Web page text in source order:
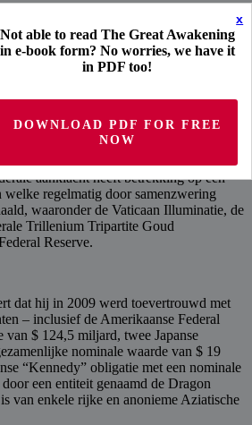
x
Not able to read The Great Awakening
in e-book form? No worries, we have it
in PDF too!
DOWNLOAD PDF FOR FREE
NOW
Bulgarije, genaamd Neil Keenan
Naties, het World Economisch Forum, de
Controle, en de Italiaanse regering
organisaties om meer dan $ 1.1
te stelen onder het voorwendsel;
doeleinden.
aanklacht heeft betrekking op een
welke regelmatig door samenzwering
waaronder de Vaticaan Illuminatie, de
Trillenium Tripartite Goud
Reserve.
dat hij in 2009 werd toevertrouwd met
– inclusief de Amerikaanse Federal
van $ 124,5 miljard, twee Japanse
nominale waarde van $ 19
“Kennedy” obligatie met een nominale
een entiteit genaamd de Dragon
van enkele rijke en anonieme Aziatische